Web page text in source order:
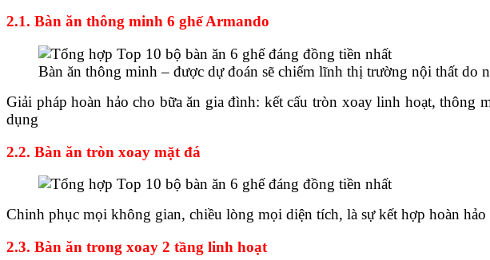
2.1. Bàn ăn thông minh 6 ghế Armando
Bàn ăn thông minh – được dự đoán sẽ chiếm lĩnh thị trường nội thất do
Giải pháp hoàn hảo cho bữa ăn gia đình: kết cấu tròn xoay linh hoạt,
dụng
2.2. Bàn ăn tròn xoay mặt đá
Chinh phục mọi không gian, chiều lòng mọi diện tích, là sự kết hợp hoàn
2.3. Bàn ăn trong xoay 2 tầng linh hoạt